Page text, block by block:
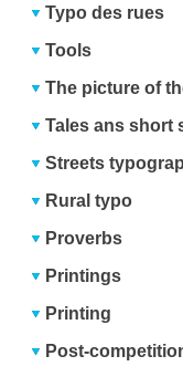
Typo des rues
Tools
The picture of
Tales ans short
Streets
Rural typo
Proverbs
Printings
Printing
Post-